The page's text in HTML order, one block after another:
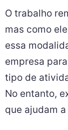
O trabalho
mas como
essa
empresa
tipo de
No entanto,
que ajudam